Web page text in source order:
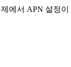
에서 APN 설정